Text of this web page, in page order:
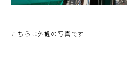
こちらは外観の写真です